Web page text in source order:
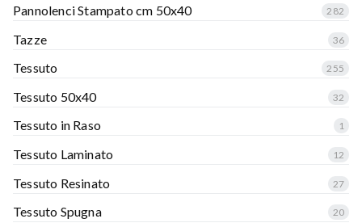
Pannolenci Stampato cm 50x40 282
Tazze 36
Tessuto 255
Tessuto 50x40 32
Tessuto in Raso 1
Tessuto Laminato 12
Tessuto Resinato 27
Tessuto Spugna 20